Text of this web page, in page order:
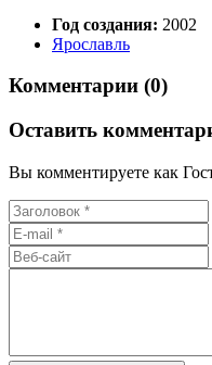
Год создания: 2002
Ярославль
Комментарии (0)
Оставить
Вы комментируете как